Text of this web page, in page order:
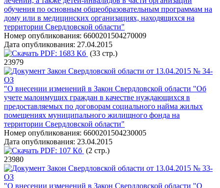
обучения по основным общеобразовательным программам на
дому или в медицинских организациях, находящихся на
территории Свердловской области"
Номер опубликования: 6600201504270009
Дата опубликования: 27.04.2015
PDF: 1683 Кб (33 стр.)
23979
Закон Свердловской области от 13.04.2015 № 34-
ОЗ
"О внесении изменений в Закон Свердловской области "Об
учете малоимущих граждан в качестве нуждающихся в
предоставляемых по договорам социального найма жилых
помещениях муниципального жилищного фонда на
территории Свердловской области"
Номер опубликования: 6600201504230005
Дата опубликования: 23.04.2015
PDF: 107 Кб (2 стр.)
23980
Закон Свердловской области от 13.04.2015 № 33-
ОЗ
"О внесении изменений в Закон Свердловской области "О